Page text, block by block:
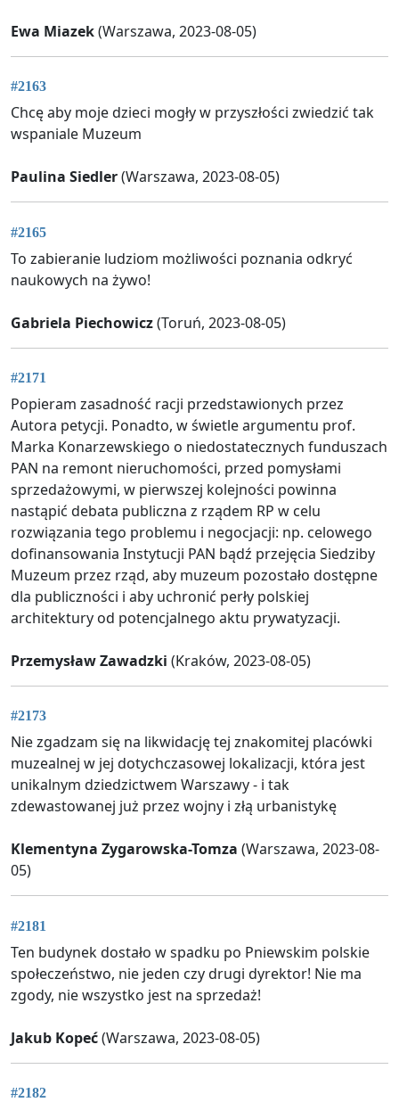
Ewa Miazek(Warszawa, 2023-08-05)
#2163
Chcę aby moje dzieci mogły w przyszłości zwiedzić tak
wspaniale Muzeum
Paulina Siedler(Warszawa, 2023-08-05)
#2165
To zabieranie ludziom możliwości poznania odkryć
naukowych na żywo!
Gabriela Piechowicz(Toruń, 2023-08-05)
#2171
Popieram zasadność racji przedstawionych przez
Autora petycji. Ponadto, w świetle argumentu prof.
Marka Konarzewskiego o niedostatecznych funduszach
PAN na remont nieruchomości, przed pomysłami
sprzedażowymi, w pierwszej kolejności powinna
nastąpić debata publiczna z rządem RP w celu
rozwiązania tego problemu i negocjacji: np. celowego
dofinansowania Instytucji PAN bądź przejęcia Siedziby
Muzeum przez rząd, aby muzeum pozostało dostępne
dla publiczności i aby uchronić perły polskiej
architektury od potencjalnego aktu prywatyzacji.
Przemysław Zawadzki (Kraków, 2023-08-05)
#2173
Nie zgadzam się na likwidację tej znakomitej placówki
muzealnej w jej dotychczasowej lokalizacji, która jest
unikalnym dziedzictwem Warszawy - i tak
zdewastowanej już przez wojny i złą urbanistykę
Klementyna Zygarowska-Tomza (Warszawa, 2023-08-
05)
#2181
Ten budynek dostało w spadku po Pniewskim polskie
społeczeństwo, nie jeden czy drugi dyrektor! Nie ma
zgody, nie wszystko jest na sprzedaż!
Jakub Kopeć(Warszawa, 2023-08-05)
#2182